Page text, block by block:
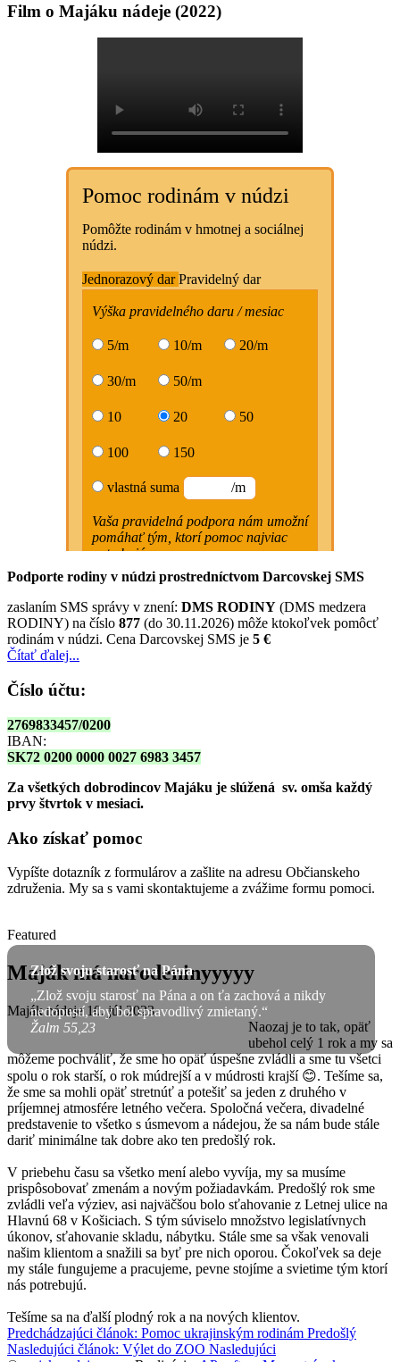
Film o Majáku nádeje (2022)
Podporte rodiny v núdzi prostredníctvom Darcovskej SMS
zaslaním SMS správy v znení: DMS RODINY (DMS medzera
RODINY) na číslo 877 (do 30.11.2026) môže ktokoľvek pomôcť
rodinám v núdzi. Cena Darcovskej SMS je 5 €
Čítať ďalej...
Číslo účtu:
2769833457/0200
IBAN:
SK72 0200 0000 0027 6983 3457
Za všetkých dobrodincov Majáku je slúžená sv. omša každý
prvy štvrtok v mesiaci.
Ako získať pomoc
Vypíšte dotazník z formulárov a zašlite na adresu Občianskeho
združenia. My sa s vami skontaktujeme a zvážime formu pomoci.
Zlož svoju starosť na Pána
„Zlož svoju starosť na Pána a on ťa zachová a nikdy
nedopustí, aby bol spravodlivý zmietaný.“
Žalm 55,23
Featured
Maják má narodeninyyyyy
Maják nádeje 10. júl 2023
Naozaj je to tak, opäť
ubehol celý 1 rok a my sa
môžeme pochváliť, že sme ho opäť úspešne zvládli a sme tu všetci
spolu o rok starší, o rok múdrejší a v múdrosti krajší 😊. Tešíme sa,
že sme sa mohli opäť stretnúť a potešiť sa jeden z druhého v
príjemnej atmosfére letného večera. Spoločná večera, divadelné
predstavenie to všetko s úsmevom a nádejou, že sa nám bude stále
dariť minimálne tak dobre ako ten predošlý rok.
V priebehu času sa všetko mení alebo vyvíja, my sa musíme
prispôsobovať zmenám a novým požiadavkám. Predošlý rok sme
zvládli veľa výziev, asi najväčšou bolo sťahovanie z Letnej ulice na
Hlavnú 68 v Košiciach. S tým súviselo množstvo legislatívnych
úkonov, sťahovanie skladu, nábytku. Stále sme sa však venovali
našim klientom a snažili sa byť pre nich oporou. Čokoľvek sa deje
my stále fungujeme a pracujeme, pevne stojíme a svietime tým ktorí
nás potrebujú.
Tešíme sa na ďalší plodný rok a na nových klientov.
Predchádzajúci článok: Pomoc ukrajinským rodinám Predošlý
Nasledujúci článok: Výlet do ZOO Nasledujúci